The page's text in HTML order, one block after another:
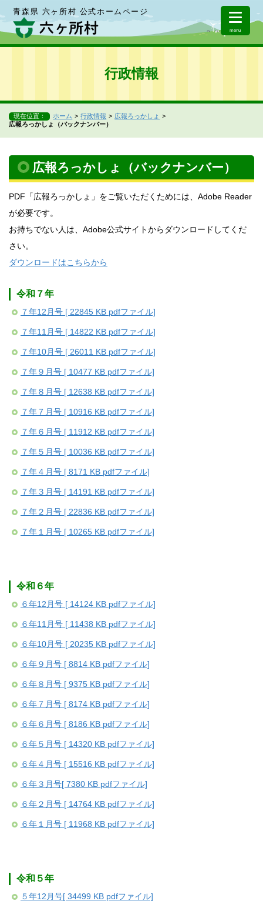
青森県 六ヶ所村 公式ホームページ
menu
行政情報
現在位置： ホーム 行政情報
広報ろっかしょ
広報ろっかしょ（バックナンバー）
広報ろっかしょ（バックナンバー）
PDF「広報ろっかしょ」をご覧いただくためには、Adobe Reader
が必要です。
お持ちでない人は、Adobe公式サイトからダウンロードしてくだ
さい。
ダウンロードはこちらから
令和７年
７年12月号 [ 22845 KB pdfファイル]
７年11月号 [ 14822 KB pdfファイル]
７年10月号 [ 26011 KB pdfファイル]
７年９月号 [ 10477 KB pdfファイル]
７年８月号 [ 12638 KB pdfファイル]
７年７月号 [ 10916 KB pdfファイル]
７年６月号 [ 11912 KB pdfファイル]
７年５月号 [ 10036 KB pdfファイル]
７年４月号 [ 8171 KB pdfファイル]
７年３月号 [ 14191 KB pdfファイル]
７年２月号 [ 22836 KB pdfファイル]
７年１月号 [ 10265 KB pdfファイル]
令和６年
６年12月号 [ 14124 KB pdfファイル]
６年11月号 [ 11438 KB pdfファイル]
６年10月号 [ 20235 KB pdfファイル]
６年９月号 [ 8814 KB pdfファイル]
６年８月号 [ 9375 KB pdfファイル]
６年７月号 [ 8174 KB pdfファイル]
６年６月号 [ 8186 KB pdfファイル]
６年５月号 [ 14320 KB pdfファイル]
６年４月号 [ 15516 KB pdfファイル]
６年３月号[ 7380 KB pdfファイル]
６年２月号 [ 14764 KB pdfファイル]
６年１月号 [ 11968 KB pdfファイル]
令和５年
５年12月号[ 34499 KB pdfファイル]